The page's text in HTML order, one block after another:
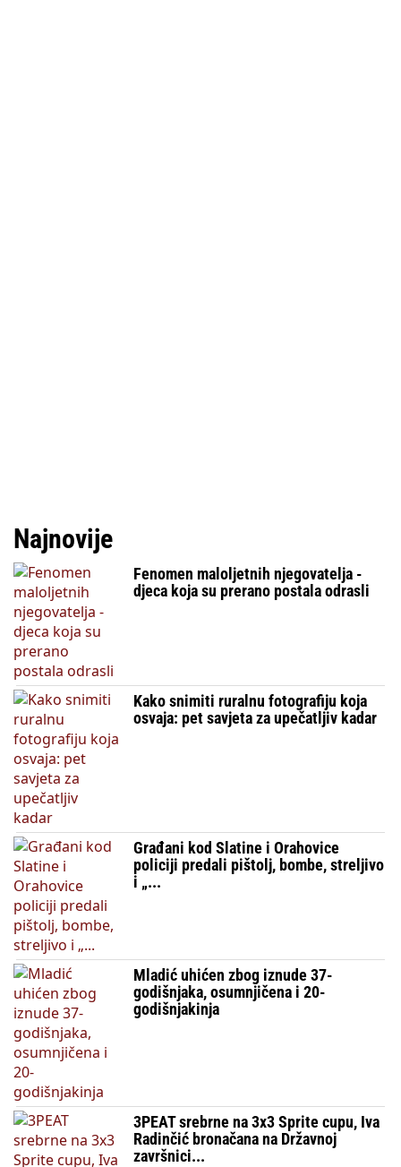
Najnovije
Fenomen maloljetnih njegovatelja -
djeca koja su prerano postala odrasli
Kako snimiti ruralnu fotografiju koja
osvaja: pet savjeta za upečatljiv kadar
Građani kod Slatine i Orahovice
policiji predali pištolj, bombe, streljivo
i „...
Mladić uhićen zbog iznude 37-
godišnjaka, osumnjičena i 20-
godišnjakinja
3PEAT srebrne na 3x3 Sprite cupu, Iva
Radinčić bronačana na Državnoj
završnici...